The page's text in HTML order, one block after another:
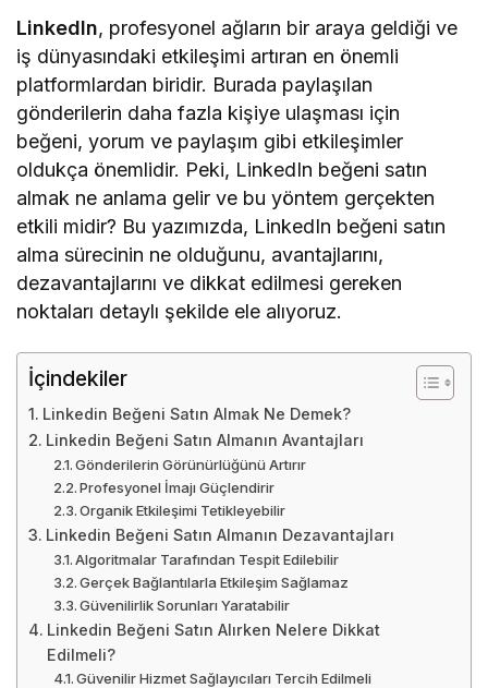
LinkedIn, profesyonel ağların bir araya geldiği ve
iş dünyasındaki etkileşimi artıran en önemli
platformlardan biridir. Burada paylaşılan
gönderilerin daha fazla kişiye ulaşması için
beğeni, yorum ve paylaşım gibi etkileşimler
oldukça önemlidir. Peki, LinkedIn beğeni satın
almak ne anlama gelir ve bu yöntem gerçekten
etkili midir? Bu yazımızda, LinkedIn beğeni satın
alma sürecinin ne olduğunu, avantajlarını,
dezavantajlarını ve dikkat edilmesi gereken
noktaları detaylı şekilde ele alıyoruz.
İçindekiler
Linkedin Beğeni Satın Almak Ne Demek?
Linkedin Beğeni Satın Almanın Avantajları
Gönderilerin Görünürlüğünü Artırır
Profesyonel İmajı Güçlendirir
Organik Etkileşimi Tetikleyebilir
Linkedin Beğeni Satın Almanın Dezavantajları
Algoritmalar Tarafından Tespit Edilebilir
Gerçek Bağlantılarla Etkileşim Sağlamaz
Güvenilirlik Sorunları Yaratabilir
Linkedin Beğeni Satın Alırken Nelere Dikkat
Edilmeli?
Güvenilir Hizmet Sağlayıcıları Tercih Edilmeli